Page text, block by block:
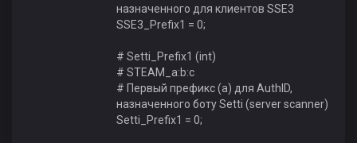
назначенного для клиентов SSE3
SSE3_Prefix1 = 0;
# Setti_Prefix1 (int)
# STEAM_a:b:c
# Первый префикс (a) для AuthID,
назначенного боту Setti (server scanner)
Setti_Prefix1 = 0;